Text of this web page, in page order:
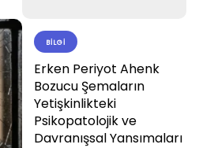
BILGI
Erken Periyot Ahenk
Bozucu Şemaların
Yetişkinlikteki
Psikopatolojik ve
Davranışsal Yansımaları